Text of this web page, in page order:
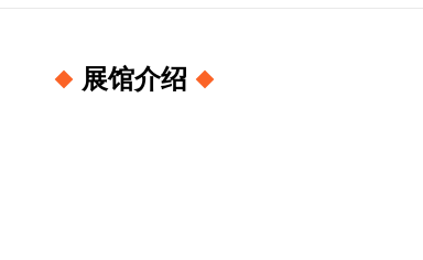
展馆介绍